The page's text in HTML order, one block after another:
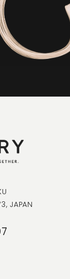
JAPAN